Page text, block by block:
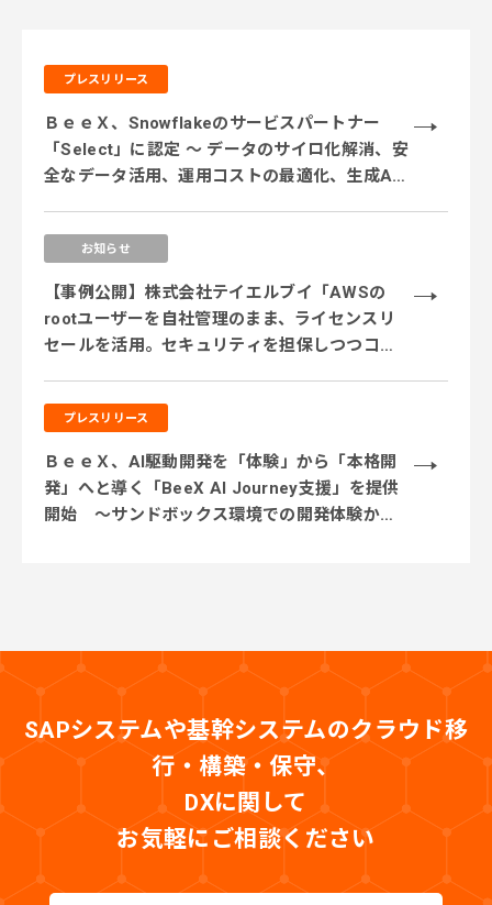
プレスリリース
ＢｅｅＸ、Snowflakeのサービスパートナー
「Select」に認定 ～ データのサイロ化解消、安
全なデータ活用、運用コストの最適化、生成AI
お知らせ
【事例公開】株式会社テイエルブイ「AWSの
rootユーザーを自社管理のまま、ライセンスリ
セールを活用。セキュリティを担保しつつコス
プレスリリース
ＢｅｅＸ、AI駆動開発を「体験」から「本格開
発」へと導く「BeeX AI Journey支援」を提供
開始 ～サンドボックス環境での開発体験から
SAPシステムや基幹システムのクラウド移
行・構築・保守、
DXに関して
お気軽にご相談ください